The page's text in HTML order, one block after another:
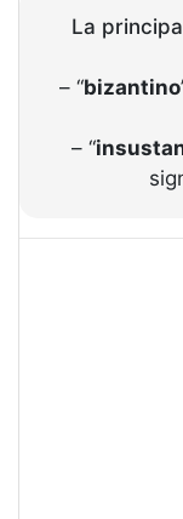
La
– “bizantino
– “